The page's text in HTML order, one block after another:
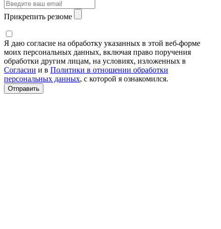
Прикрепить резюме
Я даю согласие на обработку указанных в этой веб-форме
моих персональных данных, включая право поручения
обработки другим лицам, на условиях, изложенных в
Согласии и в Политики в отношении обработки
персональных данных, с которой я ознакомился.